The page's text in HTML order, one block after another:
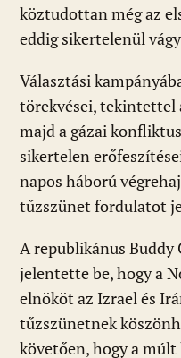
köztudottan még az
eddig sikertelenül
Választási
törekvései, tekintettel
majd a gázai
sikertelen
napos háború
tűzszünet fordulatot
A republikánus Buddy
jelentette be, hogy a
elnököt az Izrael és
tűzszünetnek
követően, hogy a